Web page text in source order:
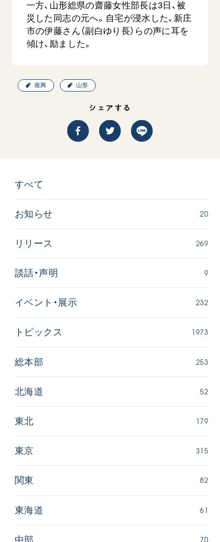
文化 音楽 動画
一方、山形総県の齋藤女性部長は3日、被
災した同志の元へ。自宅が浸水した、新庄
市の伊藤さん（副白ゆり長）らの声に耳を
傾け、励ました。
復興 山形
シェアする
すべて
お知らせ 20
リリース 269
談話・声明 9
イベント・展示 232
トピックス 1973
総本部 253
北海道 52
東北 179
東京 315
関東 82
東海道 61
中部 70